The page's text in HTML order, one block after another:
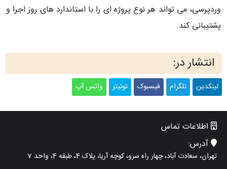
وردپرسی، می‌ تواند هر نوع پروژه‌ ای را با استاندارد های روز اجرا و
پشتیبانی کند.
انتشار در:
لینکدین تلگرام فیسبوک توئیتر واتس آپ
اطلاعات تماس
آدرس:
تهران، سعادت آباد، چهار راه سرو، کوچه آریا، پلاک 4، طبقه 4، واحد 7